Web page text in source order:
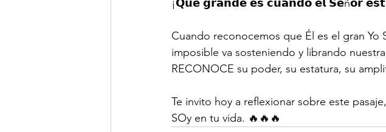
¡𝗤𝘂𝗲 𝗴𝗿𝗮𝗻𝗱𝗲 𝗲𝘀 𝗰𝘂𝗮𝗻𝗱𝗼 𝗲𝗹 𝗦𝗲ñ𝗼𝗿
Cuando reconocemos que Él es el gran
imposible va sosteniendo y librando
RECONOCE su poder, su estatura, su
Te invito hoy a reflexionar sobre este
SOy en tu vida. 🔥🔥🔥